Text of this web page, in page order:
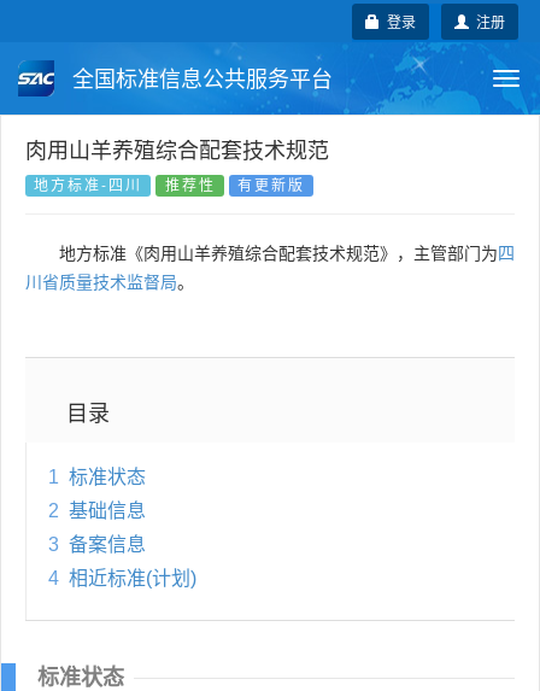
注册
登录
全国标准信息公共服务平台
国家标准 行业标准
国外标准 技术委员会
肉用山羊养殖综合配套技术规范
地方标准-四川 推荐性 有更新版
地方标准《肉用山羊养殖综合配套技术规范》，主管部门为四
川省质量技术监督局。
目录
1 标准状态
2 基础信息
3 备案信息
4 相近标准(计划)
标准状态